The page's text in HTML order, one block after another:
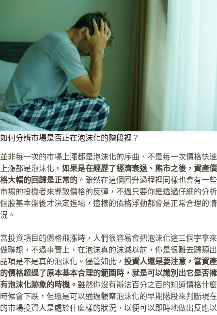
如何分辨市場是否正在泡沫化的階段裡？
並非每一次的市場上漲都是泡沫化的序曲、不是每一次價格快速
上漲都是泡沫化。 如果是在經歷了經濟衰退、熊市之後，資產價
格大幅的回歸是正常的 。雖然在這個回升過程裡同樣也會有一些
市場的投機者來導致價格的反彈，不過只要你是透過仔細的分析
個股基本盤後才決定進場，這樣的價格浮動都會是正常合理的情
況。
當投資項目的價格飛漲時，人們很容易會把泡沫化這三個字拿來
做聯想，不過事實上，在泡沫真的沫滅以前，你是很難去歸類出
品項是不是真的泡沫化。儘管如此， 投資人還是要注意，當資產
的價格超過了原本基本合理的範圍時，就是可以識別出它是否擁
有泡沫化跡象的時機。 雖然你沒有辦法百分之百的知道價格什麼
時候會下跌，但還是可以通過觀察泡沫化的早期階段來判斷現在
的市場投資人是處於什麼樣的狀況，以便可以即時地做出反應以